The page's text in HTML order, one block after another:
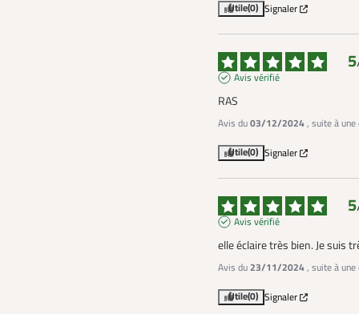
Utile(0) Signaler
5
Avis vérifié
RAS
Avis du03/12/2024, suite à
Utile(0) Signaler
5
Avis vérifié
elle éclaire très bien. Je suis
Avis du23/11/2024, suite à
Utile(0) Signaler